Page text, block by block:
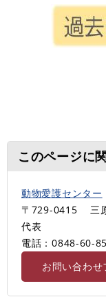
このページに
動物愛護センター
〒729-0415
三
代表
電話：0848-60-
お問い合わせ